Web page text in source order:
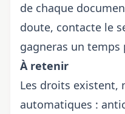
de chaque
doute, contacte le
gagneras un temps
À retenir
Les droits existent,
automatiques :